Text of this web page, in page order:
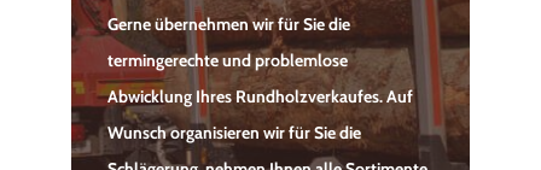
Gerne übernehmen wir für Sie die
termingerechte und problemlose
Abwicklung Ihres Rundholzverkaufes. Auf
Wunsch organisieren wir für Sie die